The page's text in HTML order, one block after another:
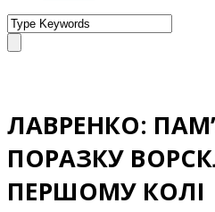
ЛАВРЕНКО:
ПОРАЗКУ
ПЕРШОМУ КОЛІ